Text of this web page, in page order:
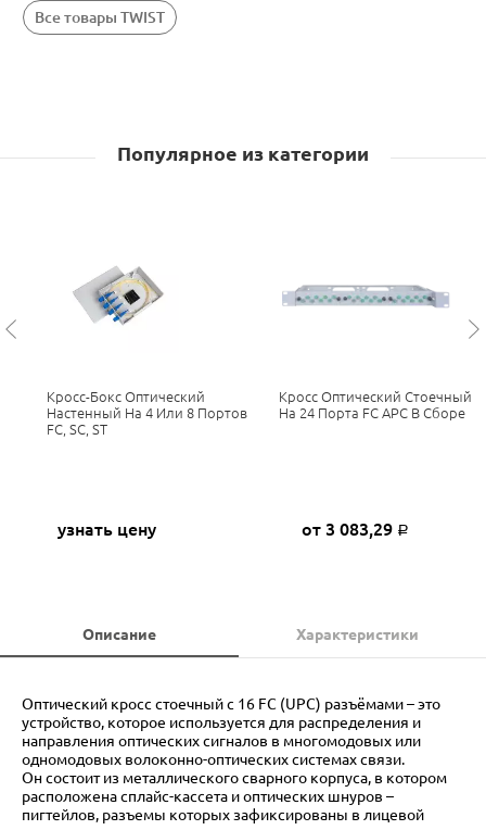
Все товары TWIST
Популярное из категории
Кросс-Бокс Оптический
Настенный На 4 Или 8 Портов
FC, SC, ST
узнать цену
Кросс Оптический Стоечный
На 24 Порта FC APC В Сборе
от 3 083,29 Р
Описание Характеристики
Оптический кросс стоечный с 16 FC (UPC) разъёмами – это
устройство, которое используется для распределения и
направления оптических сигналов в многомодовых или
одномодовых волоконно-оптических системах связи.
Он состоит из металлического сварного корпуса, в котором
расположена сплайс-кассета и оптических шнуров –
пигтейлов, разъемы которых зафиксированы в лицевой